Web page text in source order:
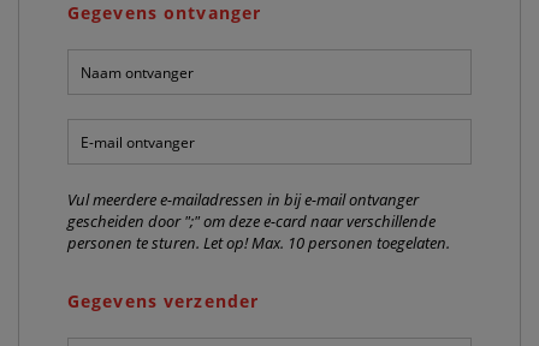
Gegevens ontvanger
ontvanger:
*
mail
ontvanger:
*
Vul meerdere e-mailadressen in bij e-mail ontvanger
gescheiden door ";" om deze e-card naar verschillende
personen te sturen. Let op! Max. 10 personen toegelaten.
Gegevens verzender